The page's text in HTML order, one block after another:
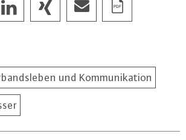
und Kommunikation